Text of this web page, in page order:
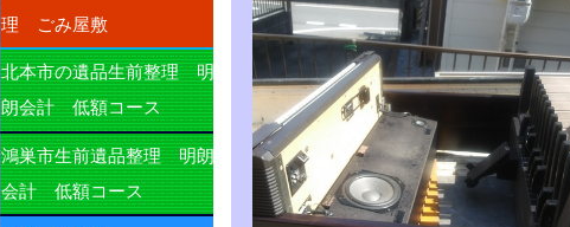
理 ごみ屋敷
北本市の遺品生前整理 明
朗会計 低額コース
鴻巣市生前遺品整理 明朗
会計 低額コース